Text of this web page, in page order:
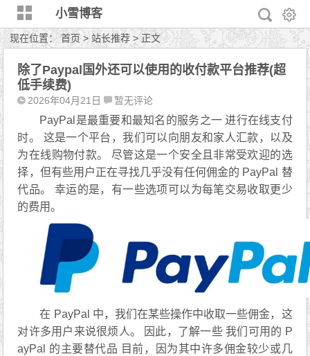
小雪博客
现在位置：首页>站长推荐> 正文
除了Paypal国外还可以使用的收付款平台推荐(超
低手续费)
2026年04月21日 暂无评论
PayPal是最重要和最知名的服务之一 进行在线支付
时。 这是一个平台，我们可以向朋友和家人汇款，以及
为在线购物付款。 尽管这是一个安全且非常受欢迎的选
择，但有些用户正在寻找几乎没有任何佣金的 PayPal 替
代品。 幸运的是，有一些选项可以为每笔交易收取更少
的费用。
在 PayPal 中，我们在某些操作中收取一些佣金，这
对许多用户来说很烦人。 因此，了解一些 我们可用的 P
ayPal 的主要替代品 目前，因为其中许多佣金较少或几